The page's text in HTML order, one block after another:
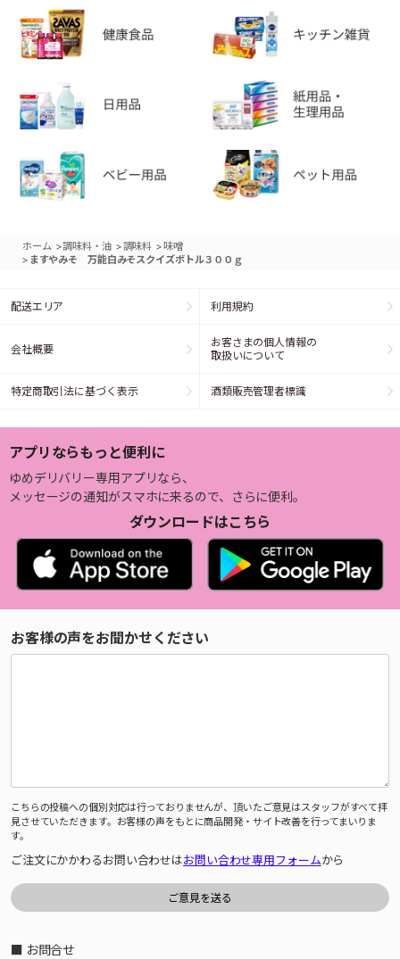
ホーム >調味料・油 >調味料 > 味噌
> ますやみそ 万能白みそスクイズボトル３００ｇ
配送エリア 利用規約
会社概要
お客さまの個人情報の
取扱いについて
特定商取引法に基づく表示 酒類販売管理者標識
アプリならもっと便利に
ゆめデリバリー専用アプリなら、
メッセージの通知がスマホに来るので、さらに便利。
ダウンロードはこちら
お客様の声をお聞かせください
こちらの投稿への個別対応は行っておりませんが、頂いたご意見はスタッフがすべて拝
見させていただきます。お客様の声をもとに商品開発・サイト改善を行ってまいりま
す。
ご注文にかかわるお問い合わせはお問い合わせ専用フォームから
■ お問合せ